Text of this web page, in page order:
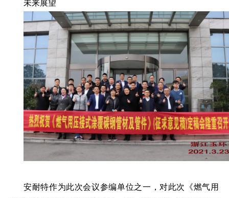
未来展望
安耐特作为此次会议参编单位之一，对此次《燃气用